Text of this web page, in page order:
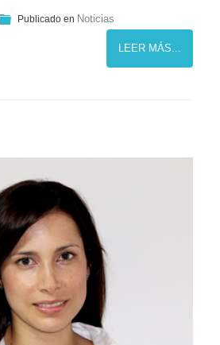
Publicado en Noticias
LEER MÁS...